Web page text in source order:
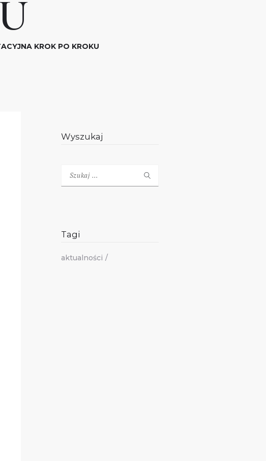
KROK PO KROKU
Wyszukaj
Tagi
aktualności